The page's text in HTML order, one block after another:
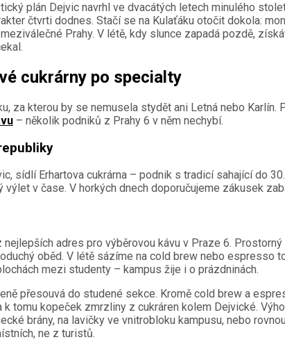
plán Dejvic navrhl ve dvacátých letech minulého
čtvrti dodnes. Stačí se na Kulaťáku otočit dokola:
Prahy. V létě, kdy slunce zapadá pozdě,
cukrárny po specialty
za kterou by se nemusela stydět ani Letná nebo
– několik podniků z Prahy 6 v něm nechybí.
sídlí Erhartova cukrárna – podnik s tradicí sahající do
v čase. V horkých dnech doporučujeme zákusek
adres pro výběrovou kávu v Praze 6.
oběd. V létě sázíme na cold brew nebo espresso
mezi studenty – kampus žije i o prázdninách.
přesouvá do studené sekce. Kromě cold brew a
k tomu kopeček zmrzliny z cukráren kolem Dejvické.
brány, na lavičky ve vnitrobloku kampusu, nebo
ne z turistů.